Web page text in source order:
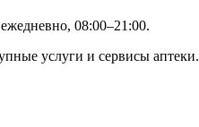
08:00–21:00.
услуги и сервисы аптеки.